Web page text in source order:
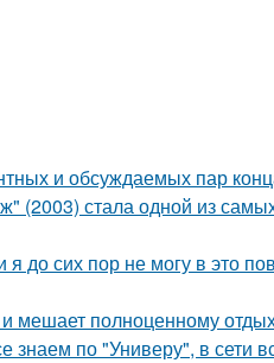
и обсуждаемых пар
(2003) стала одной из
до сих пор не могу в это
мешает полноценному
по "Универу", в сети